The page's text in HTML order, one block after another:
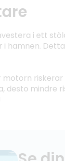
i ett
hamnen.
desto mindre